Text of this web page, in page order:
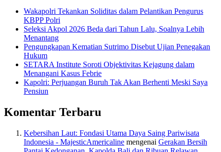
Wakapolri Tekankan Soliditas dalam Pelantikan Pengurus
KBPP Polri
Seleksi Akpol 2026 Beda dari Tahun Lalu, Soalnya Lebih
Menantang
Pengungkapan Kematian Sutrimo Disebut Ujian Penegakan
Hukum
SETARA Institute Soroti Objektivitas Kejagung dalam
Menangani Kasus Febrie
Kapolri: Perjuangan Buruh Tak Akan Berhenti Meski Saya
Pensiun
Komentar Terbaru
Kebersihan Laut: Fondasi Utama Daya Saing Pariwisata
Indonesia - MajesticAmericaline mengenai Gerakan Bersih